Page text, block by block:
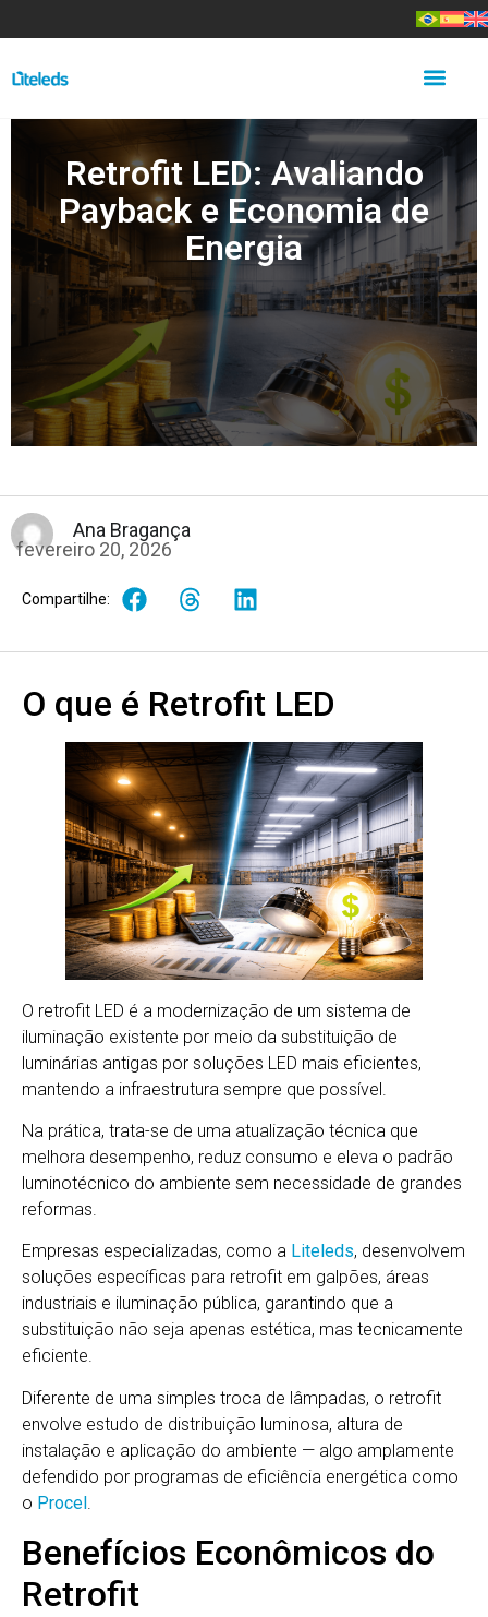
Retrofit LED: Avaliando
Payback e Economia de
Energia
Ana Bragança
fevereiro 20, 2026
Compartilhe:
O que é Retrofit LED
O retrofit LED é a modernização de um sistema de
iluminação existente por meio da substituição de
luminárias antigas por soluções LED mais eficientes,
mantendo a infraestrutura sempre que possível.
Na prática, trata-se de uma atualização técnica que
melhora desempenho, reduz consumo e eleva o padrão
luminotécnico do ambiente sem necessidade de grandes
reformas.
Empresas especializadas, como a Liteleds, desenvolvem
soluções específicas para retrofit em galpões, áreas
industriais e iluminação pública, garantindo que a
substituição não seja apenas estética, mas tecnicamente
eficiente.
Diferente de uma simples troca de lâmpadas, o retrofit
envolve estudo de distribuição luminosa, altura de
instalação e aplicação do ambiente — algo amplamente
defendido por programas de eficiência energética como
o Procel.
Benefícios Econômicos do
Retrofit